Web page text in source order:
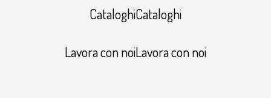
CataloghiCataloghi
Lavora con noiLavora con noi